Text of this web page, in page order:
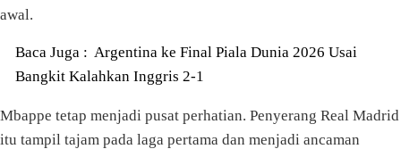
awal.
Baca Juga : Argentina ke Final Piala Dunia 2026 Usai
Bangkit Kalahkan Inggris 2-1
Mbappe tetap menjadi pusat perhatian. Penyerang Real Madrid
itu tampil tajam pada laga pertama dan menjadi ancaman